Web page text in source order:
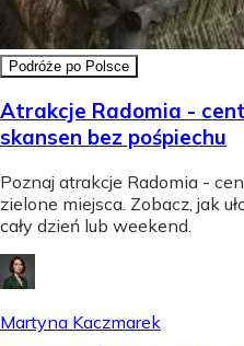
Podróże po Polsce
Atrakcje Radomia -
skansen bez pośpiechu
Poznaj atrakcje Radomia -
zielone miejsca. Zobacz, jak
cały dzień lub weekend.
Martyna Kaczmarek